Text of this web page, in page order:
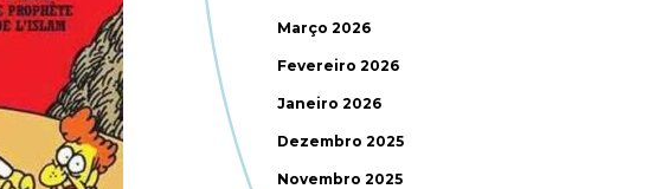
Março 2026
Fevereiro 2026
Janeiro 2026
Dezembro 2025
Novembro 2025